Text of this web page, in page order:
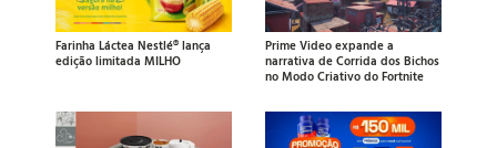
Farinha Láctea Nestlé® lança
edição limitada MILHO
Prime Video expande a
narrativa de Corrida dos Bichos
no Modo Criativo do Fortnite